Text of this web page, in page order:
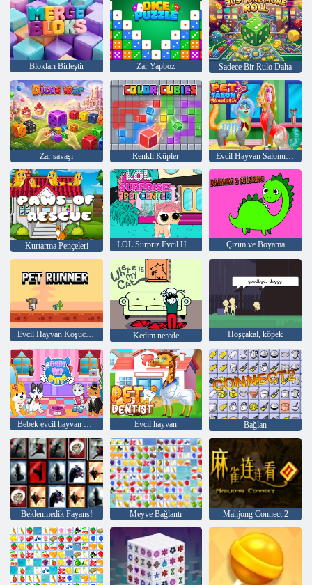
Blokları Birleştir Zar Yapboz Sadece Bir Rulo Daha
Zar savaşı Renkli Küpler Evcil Hayvan Salonu Simülatörü
Kurtarma Pençeleri LOL Sürpriz Evcil Hayvan Merkezi Çizim ve Boyama
Evcil Hayvan Koşucusu Kedim nerede Hoşçakal, köpek
Bebek evcil hayvan bakıcısı Evcil hayvan Bağlan
Beklenmedik Fayans! Meyve Bağlantı Mahjong Connect 2